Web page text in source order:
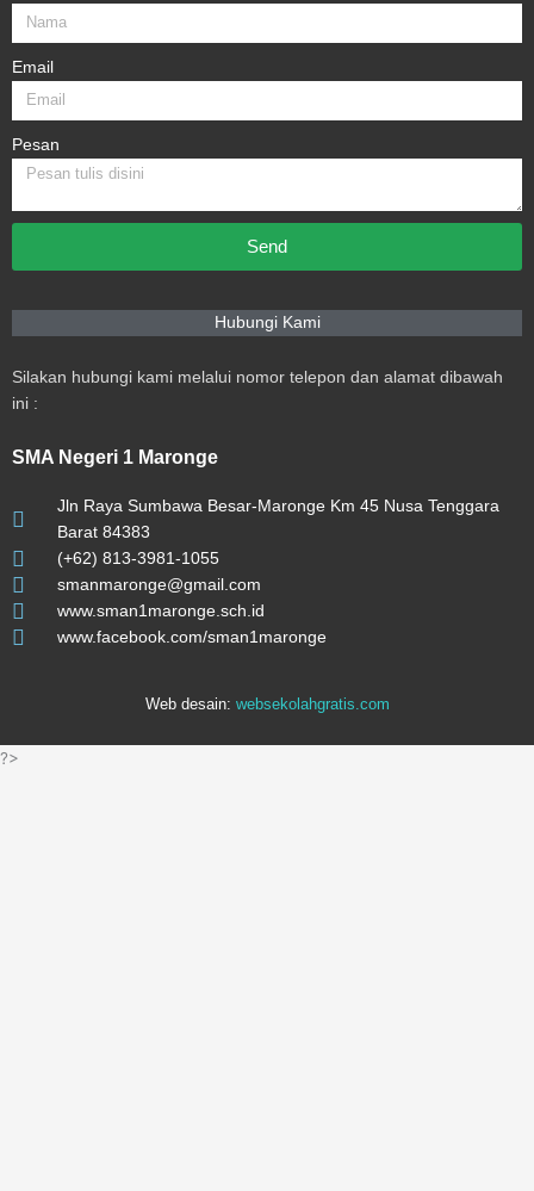
Email
Pesan
Send
Hubungi Kami
Silakan hubungi kami melalui nomor telepon dan alamat dibawah
ini :
SMA Negeri 1 Maronge
Jln Raya Sumbawa Besar-Maronge Km 45 Nusa Tenggara
Barat 84383
(+62) 813-3981-1055
smanmaronge@gmail.com
www.sman1maronge.sch.id
www.facebook.com/sman1maronge
Web desain: websekolahgratis.com
?>